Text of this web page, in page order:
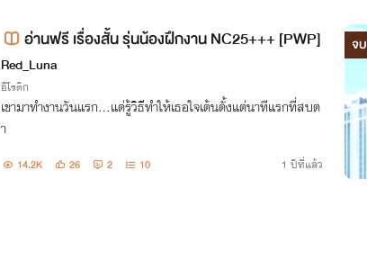
อ่านฟรี เรื่องสั้น รุ่นน้องฝึกงาน NC25+++ [PWP]
Red_Luna
อีโรติก
เขามาทำงานวันแรก...แต่รู้วิธีทำให้เธอใจเต้นตั้งแต่นาทีแรกที่สบต
า
14.2K 26 2 10 1 ปีที่แล้ว
จบ